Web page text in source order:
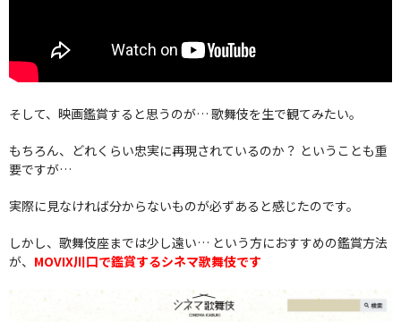
そして、映画鑑賞すると思うのが… 歌舞伎を生で観てみたい。
もちろん、どれくらい忠実に再現されているのか？ ということも重
要ですが…
実際に見なければ分からないものが必ずあると感じたのです。
しかし、歌舞伎座までは少し遠い… という方におすすめの鑑賞方法
が、 MOVIX川口で鑑賞するシネマ歌舞伎です